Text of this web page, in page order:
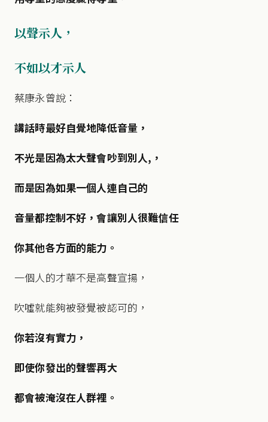
以聲示人，
不如以才示人
蔡康永曾說：
講話時最好自覺地降低音量，
不光是因為太大聲會吵到別人,，
而是因為如果一個人連自己的
音量都控制不好，會讓別人很難信任
你其他各方面的能力。
一個人的才華不是高聲宣揚，
吹噓就能夠被發覺被認可的，
你若沒有實力，
即使你發出的聲響再大
都會被淹沒在人群裡。